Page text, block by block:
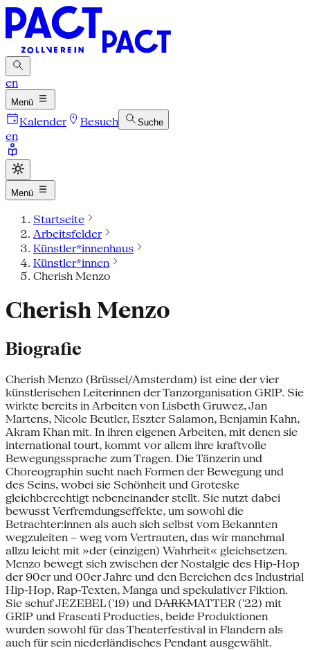
en
Menü
Kalender Besuch Suche
en
Menü
Startseite
Arbeitsfelder
Künstler*innenhaus
Künstler*innen
Cherish Menzo
Cherish Menzo
Biografie
Cherish Menzo (Brüssel/Amsterdam) ist eine der vier
künstlerischen Leiterinnen der Tanzorganisation GRIP. Sie
wirkte bereits in Arbeiten von Lisbeth Gruwez, Jan
Martens, Nicole Beutler, Eszter Salamon, Benjamin Kahn,
Akram Khan mit. In ihren eigenen Arbeiten, mit denen sie
international tourt, kommt vor allem ihre kraftvolle
Bewegungssprache zum Tragen. Die Tänzerin und
Choreographin sucht nach Formen der Bewegung und
des Seins, wobei sie Schönheit und Groteske
gleichberechtigt nebeneinander stellt. Sie nutzt dabei
bewusst Verfremdungseffekte, um sowohl die
Betrachter:innen als auch sich selbst vom Bekannten
wegzuleiten – weg vom Vertrauten, das wir manchmal
allzu leicht mit »der (einzigen) Wahrheit« gleichsetzen.
Menzo bewegt sich zwischen der Nostalgie des Hip-Hop
der 90er und 00er Jahre und den Bereichen des Industrial
Hip-Hop, Rap-Texten, Manga und spekulativer Fiktion.
Sie schuf JEZEBEL ('19) und D̶A̶R̶K̶MATTER ('22) mit
GRIP und Frascati Producties, beide Produktionen
wurden sowohl für das Theaterfestival in Flandern als
auch für sein niederländisches Pendant ausgewählt.